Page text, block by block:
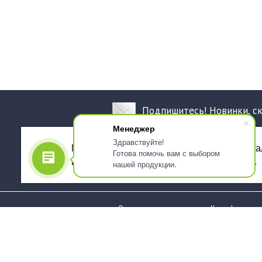
Менеджер
Здравствуйте!
Готова помочь вам с выбором
нашей продукции.
Подпишитесь! Новинки,
О компании
Как оформить
Мы используем файлы cookie, для
использованием сервиса Яндекс.Метрика.